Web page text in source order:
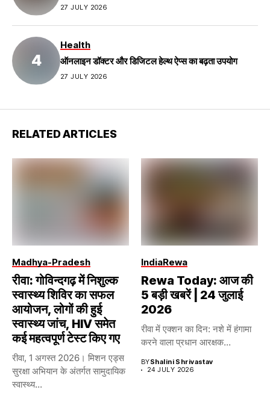
27 JULY 2026
Health
ऑनलाइन डॉक्टर और डिजिटल हेल्थ ऐप्स का बढ़ता उपयोग
27 JULY 2026
RELATED ARTICLES
Madhya-Pradesh
रीवा: गोविन्दगढ़ में निशुल्क
स्वास्थ्य शिविर का सफल
आयोजन, लोगों की हुई
स्वास्थ्य जांच, HIV समेत
कई महत्वपूर्ण टेस्ट किए गए
रीवा, 1 अगस्त 2026। मिशन एड्स
सुरक्षा अभियान के अंतर्गत सामुदायिक
स्वास्थ्य...
IndiaRewa
Rewa Today: आज की
5 बड़ी खबरें | 24 जुलाई
2026
रीवा में एक्शन का दिन: नशे में हंगामा
करने वाला प्रधान आरक्षक...
BYShalini Shrivastav
24 JULY 2026